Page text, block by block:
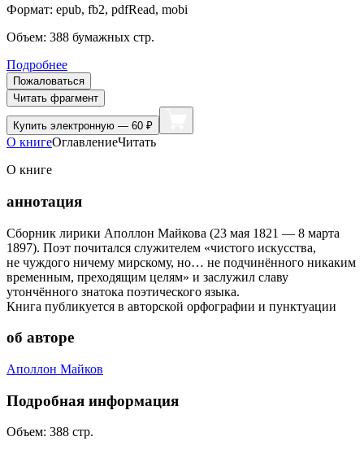
Формат: epub, fb2, pdfRead, mobi
Объем: 388 бумажных стр.
Подробнее
Пожаловаться
Читать фрагмент
Купить электронную — 60 ₽
О книгеОглавлениеЧитать
О книге
аннотация
Сборник лирики Аполлон Майкова (23 мая 1821 — 8 марта
1897). Поэт почитался служителем «чистого искусства,
не чуждого ничему мирскому, но… не подчинённого никаким
временным, преходящим целям» и заслужил славу
утончённого знатока поэтического языка.
Книга публикуется в авторской орфографии и пунктуации
об авторе
Аполлон Майков
Подробная информация
Объем: 388 стр.